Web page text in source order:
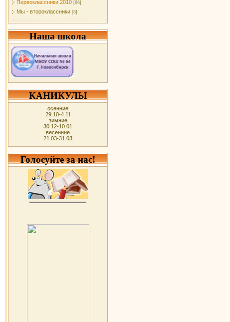
Первоклассники 2010 [86]
Мы - второклассники [8]
Наша школа
КАНИКУЛЫ
осенние
29.10-4.11
зимние
30.12-10.01
весенние
21.03-31.03
Голосуйте за нас!